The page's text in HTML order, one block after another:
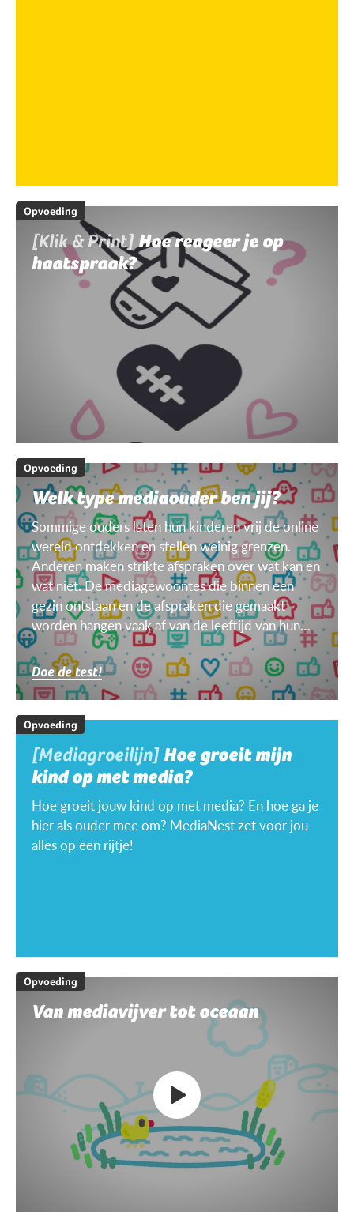
Opvoeding
[Klik & Print]Hoe reageer je op
haatspraak?
Opvoeding
Welk type mediaouder ben jij?
Sommige ouders laten hun kinderen vrij de online
wereld ontdekken en stellen weinig grenzen.
Anderen maken strikte afspraken over wat kan en
wat niet. De mediagewoontes die binnen een
gezin ontstaan en de afspraken die gemaakt
worden hangen vaak af van de leeftijd van hun
kinderen, van het doel, het toestel, het weer ...
Doe de test!
Opvoeding
[Mediagroeilijn] Hoe groeit mijn
kind op met media?
Hoe groeit jouw kind op met media? En hoe ga je
hier als ouder mee om? MediaNest zet voor jou
alles op een rijtje!
Opvoeding
Van mediavijver tot oceaan